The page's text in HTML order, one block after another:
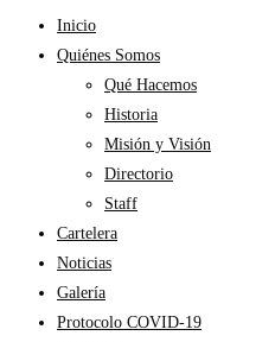
Inicio
Quiénes Somos
Qué Hacemos
Historia
Misión y Visión
Directorio
Staff
Cartelera
Noticias
Galería
Protocolo COVID-19